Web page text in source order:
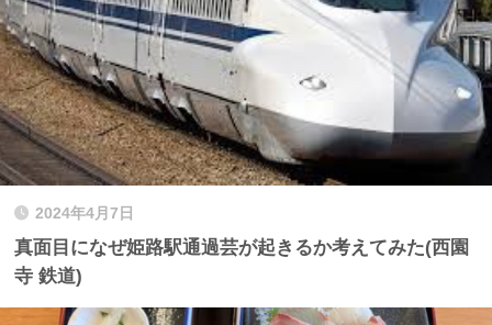
2024年4月7日
真面目になぜ姫路駅通過芸が起きるか考えてみた(西園
寺 鉄道)